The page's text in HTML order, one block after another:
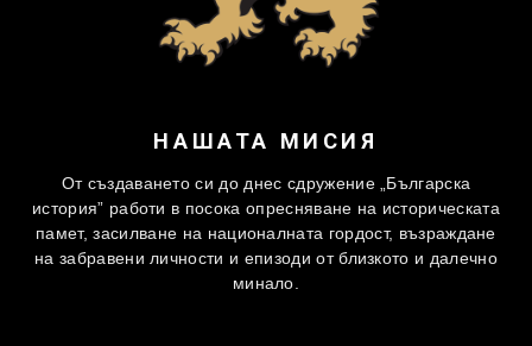
НАШАТА МИСИЯ
От създаването си до днес сдружение „Българска
история” работи в посока опресняване на историческата
памет, засилване на националната гордост, възраждане
на забравени личности и епизоди от близкото и далечно
минало.